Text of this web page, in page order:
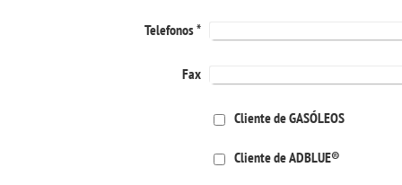
Telefonos*
Fax
Cliente de GASÓLEOS
Cliente de ADBLUE®